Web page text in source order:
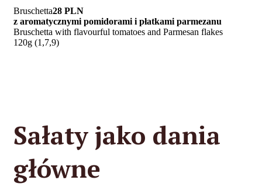
Bruschetta28 PLN
z aromatycznymi pomidorami i płatkami parmezanu
Bruschetta with flavourful tomatoes and Parmesan flakes
120g (1,7,9)
Sałaty jako dania
główne